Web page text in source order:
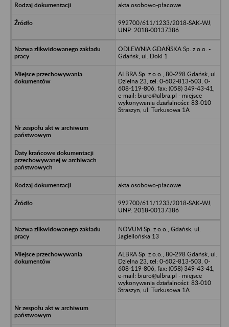
akta osobowo-płacowe
992700/611/1233/2018-SAK-WJ,
UNP: 2018-00137386
ODLEWNIA GDAŃSKA Sp. z o.o. -
Gdańsk, ul. Doki 1
ALBRA Sp. z o.o., 80-298 Gdańsk, ul.
Dzielna 23, tel: 0-602-813-503, 0-
608-119-806, fax: (058) 349-43-41,
e-mail: biuro@albra.pl - miejsce
wykonywania działalności: 83-010
Straszyn, ul. Turkusowa 1A
akta osobowo-płacowe
992700/611/1233/2018-SAK-WJ,
UNP: 2018-00137386
NOVUM Sp. z o.o., Gdańsk, ul.
Jagiellońska 13
ALBRA Sp. z o.o., 80-298 Gdańsk, ul.
Dzielna 23, tel: 0-602-813-503, 0-
608-119-806, fax: (058) 349-43-41,
e-mail: biuro@albra.pl - miejsce
wykonywania działalności: 83-010
Straszyn, ul. Turkusowa 1A